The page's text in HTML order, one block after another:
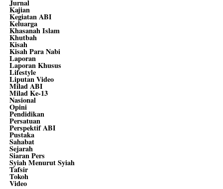
Jurnal
Kajian
Kegiatan ABI
Keluarga
Khasanah Islam
Khutbah
Kisah
Kisah Para Nabi
Laporan
Laporan Khusus
Lifestyle
Liputan Video
Milad ABI
Milad Ke-13
Nasional
Opini
Pendidikan
Persatuan
Perspektif ABI
Pustaka
Sahabat
Sejarah
Siaran Pers
Syiah Menurut Syiah
Tafsir
Tokoh
Video